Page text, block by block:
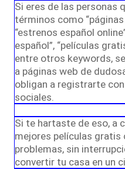
Si eres de las personas
términos como “páginas
“estrenos español
español”, “películas
entre otros keywords,
a páginas web de
obligan a registrarte
sociales.
Si te hartaste de eso, a
mejores películas gratis
problemas, sin
convertir tu casa en un